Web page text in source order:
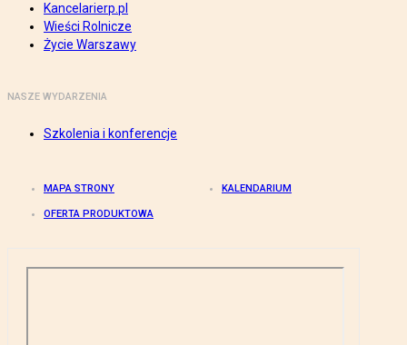
Kancelarierp.pl
Wieści Rolnicze
Życie Warszawy
NASZE WYDARZENIA
Szkolenia i konferencje
MAPA STRONY KALENDARIUM
OFERTA PRODUKTOWA